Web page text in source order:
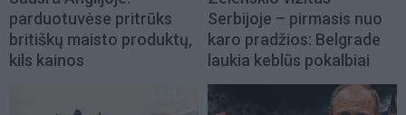
parduotuvėse pritrūks
britiškų maisto produktų,
kils kainos
Serbijoje – pirmasis nuo
karo pradžios: Belgrade
laukia keblūs pokalbiai